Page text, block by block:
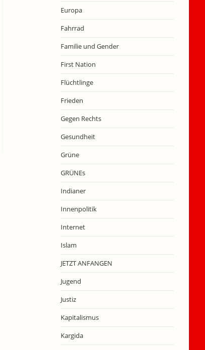
Europa
Fahrrad
Familie und Gender
First Nation
Flüchtlinge
Frieden
Gegen Rechts
Gesundheit
Grüne
GRÜNEs
Indianer
Innenpolitik
Internet
Islam
JETZT ANFANGEN
Jugend
Justiz
Kapitalismus
Kargida